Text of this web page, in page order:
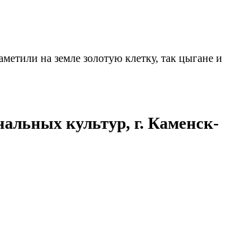
на земле золотую клетку, так цыгане и
культур, г. Каменск-